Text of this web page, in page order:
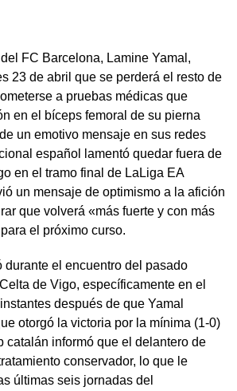
FC Barcelona, Lamine Yamal,
23 de abril que se perderá el resto de
a pruebas médicas que
en el bíceps femoral de su pierna
un emotivo mensaje en sus redes
español lamentó quedar fuera de
en el tramo final de LaLiga EA
un mensaje de optimismo a la afición
que volverá «más fuerte y con más
el próximo curso.
durante el encuentro del pasado
de Vigo, específicamente en el
después de que Yamal
otorgó la victoria por la mínima (1-0)
catalán informó que el delantero de
conservador, lo que le
últimas seis jornadas del